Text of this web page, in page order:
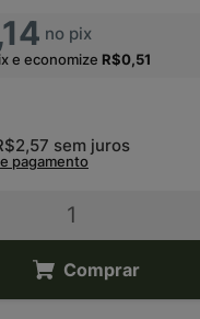
no pix
e economize R$0,51
sem juros
pagamento
Comprar